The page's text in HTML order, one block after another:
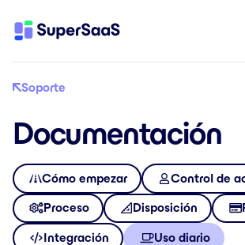
Soporte
Documentación
Cómo empezar Control de
Proceso Disposición
Integración Uso diario